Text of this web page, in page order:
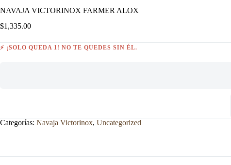
NAVAJA VICTORINOX FARMER ALOX
$1,335.00
⚡ ¡SOLO QUEDA 1! NO TE QUEDES SIN ÉL.
Categorías: Navaja Victorinox, Uncategorized